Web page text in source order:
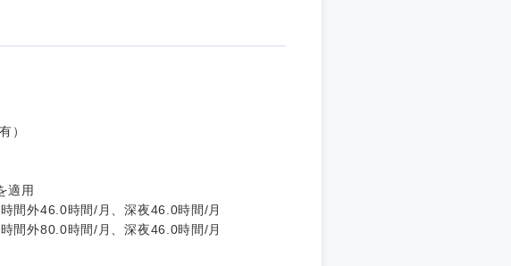
）
適用
間外46.0時間/月、深夜46.0時間/月
間外80.0時間/月、深夜46.0時間/月